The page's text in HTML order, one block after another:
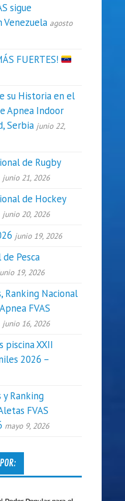
sigue
Venezuela agosto
FUERTES!
su Historia en el
Apnea Indoor
Serbia junio 22,
de Rugby
junio 21, 2026
de Hockey
junio 20, 2026
junio 19, 2026
Pesca
19, 2026
Ranking Nacional
FVAS
junio 16, 2026
piscina XXII
2026 –
y Ranking
FVAS
mayo 9, 2026